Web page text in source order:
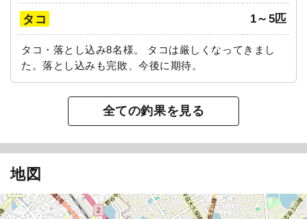
タコ 1～5匹
タコ・落とし込み8名様。 タコは厳しくなってきまし
た。落とし込みも完敗、今後に期待。
全ての釣果を見る
地図
白鶴丸